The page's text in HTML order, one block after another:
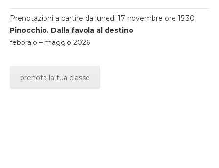
Prenotazioni a partire da lunedi 17 novembre ore 15.30
Pinocchio. Dalla favola al destino
febbraio – maggio 2026
prenota la tua classe